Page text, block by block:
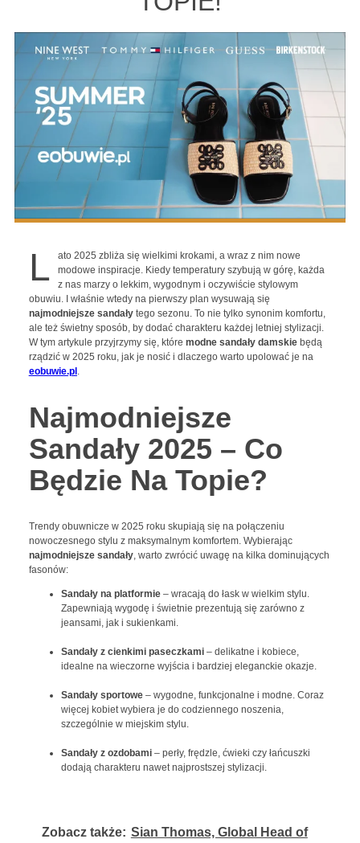
L
ato 2025 zbliża się wielkimi krokami, a wraz z nim nowe
modowe inspiracje. Kiedy temperatury szybują w górę, każda
z nas marzy o lekkim, wygodnym i oczywiście stylowym
obuwiu. I właśnie wtedy na pierwszy plan wysuwają się
najmodniejsze sandałytego sezonu. To nie tylko synonim komfortu,
ale też świetny sposób, by dodać charakteru każdej letniej stylizacji.
W tym artykule przyjrzymy się, które modne sandały damskiebędą
rządzić w 2025 roku, jak je nosić i dlaczego warto upolować je na
eobuwie.pl .
Najmodniejsze
Sandały 2025 – Co
Będzie Na Topie?
Trendy obuwnicze w 2025 roku skupiają się na połączeniu
nowoczesnego stylu z maksymalnym komfortem. Wybierając
najmodniejsze sandały, warto zwrócić uwagę na kilka dominujących
fasonów:
Sandały na platformie– wracają do łask w wielkim stylu.
Zapewniają wygodę i świetnie prezentują się zarówno z
jeansami, jak i sukienkami.
Sandały z cienkimi paseczkami– delikatne i kobiece,
idealne na wieczorne wyjścia i bardziej eleganckie okazje.
Sandały sportowe– wygodne, funkcjonalne i modne. Coraz
więcej kobiet wybiera je do codziennego noszenia,
szczególnie w miejskim stylu.
Sandały z ozdobami– perły, frędzle, ćwieki czy łańcuszki
dodają charakteru nawet najprostszej stylizacji.
Zobacz także: Sian Thomas, Global Head of